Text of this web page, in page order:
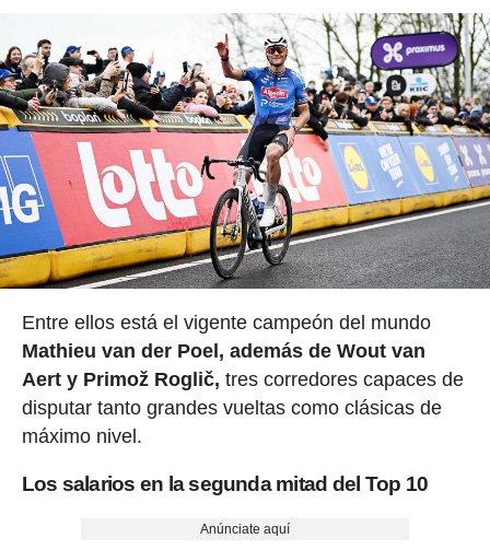
Entre ellos está el vigente campeón del mundo
Mathieu van der Poel, además de Wout van
Aert y Primož Roglič, tres corredores capaces de
disputar tanto grandes vueltas como clásicas de
máximo nivel.
Los salarios en la segunda mitad del Top 10
Anúnciate aquí